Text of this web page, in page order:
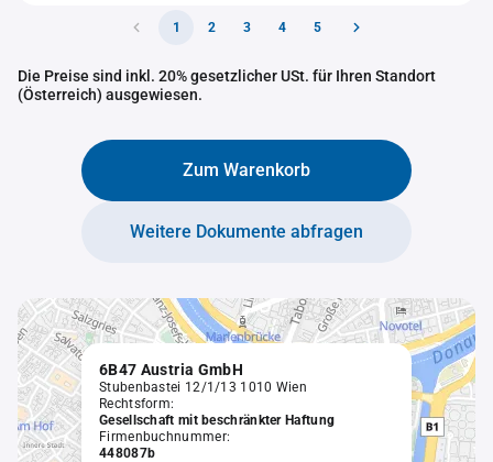
1 2 3 4 5
Die Preise sind inkl. 20% gesetzlicher USt. für Ihren Standort
(Österreich) ausgewiesen.
Zum Warenkorb
Weitere Dokumente abfragen
6B47 Austria GmbH
Stubenbastei 12/1/13 1010 Wien
Rechtsform:
Gesellschaft mit beschränkter Haftung
Firmenbuchnummer:
448087b